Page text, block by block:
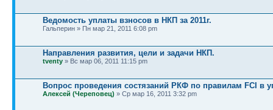
Ведомость уплаты взносов в НКП за 2011г.
Гальперин » Пн мар 21, 2011 6:08 pm
Направления развития, цели и задачи НКП.
tventy » Вс мар 06, 2011 11:15 pm
Вопрос проведения состязаний РКФ по правилам FCI в
Алексей (Череповец) » Ср мар 16, 2011 3:32 pm